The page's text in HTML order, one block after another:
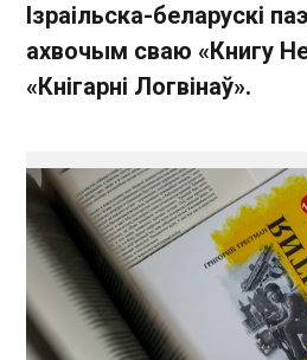
Ізраільска-беларускі
ахвочым сваю «Книгу
«Кнігарні Логвінаў».